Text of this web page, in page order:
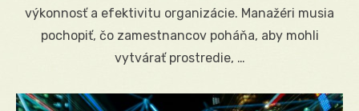
výkonnosť a efektivitu organizácie. Manažéri musia
pochopiť, čo zamestnancov poháňa, aby mohli
vytvárať prostredie, …